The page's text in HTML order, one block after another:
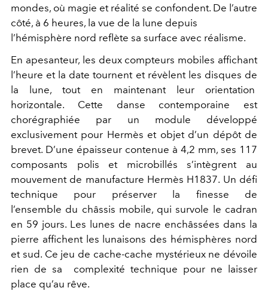
mondes, où magie et réalité se confondent. De l’autre
côté, à 6 heures, la vue de la lune depuis
l’hémisphère nord reflète sa surface avec réalisme.
En apesanteur, les deux compteurs mobiles affichant
l’heure et la date tournent et révèlent les disques de
la lune, tout en maintenant leur orientation
horizontale. Cette danse contemporaine est
chorégraphiée par un module développé
exclusivement pour Hermès et objet d’un dépôt de
brevet. D’une épaisseur contenue à 4,2 mm, ses 117
composants polis et microbillés s’intègrent au
mouvement de manufacture Hermès H1837. Un défi
technique pour préserver la finesse de
l’ensemble du châssis mobile, qui survole le cadran
en 59 jours. Les lunes de nacre enchâssées dans la
pierre affichent les lunaisons des hémisphères nord
et sud. Ce jeu de cache-cache mystérieux ne dévoile
rien de sa complexité technique pour ne laisser
place qu’au rêve.